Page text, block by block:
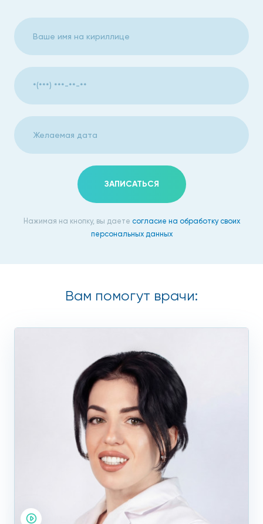
ЗАПИСАТЬСЯ
Нажимая на кнопку, вы даете согласие на обработку своих
персональных данных
Вам помогут врачи: